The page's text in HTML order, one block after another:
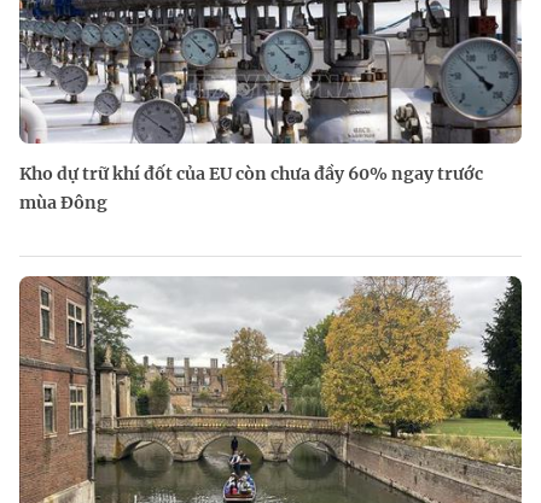
Kho dự trữ khí đốt của EU còn chưa đầy 60% ngay trước
mùa Đông